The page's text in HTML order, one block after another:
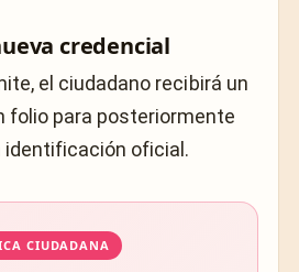
credencial
el ciudadano recibirá un
folio para posteriormente
identificación oficial.
CIUDADANA